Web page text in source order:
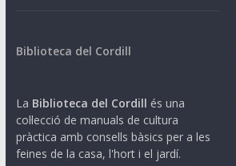
Biblioteca del Cordill
La Biblioteca del Cordill és una
col·lecció de manuals de cultura
pràctica amb consells bàsics per a les
feines de la casa, l'hort i el jardí.